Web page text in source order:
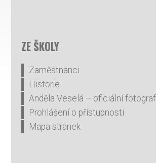
ZE ŠKOLY
Zaměstnanci
Historie
Anděla Veselá – oficiální fotograf
Prohlášení o přístupnosti
Mapa stránek